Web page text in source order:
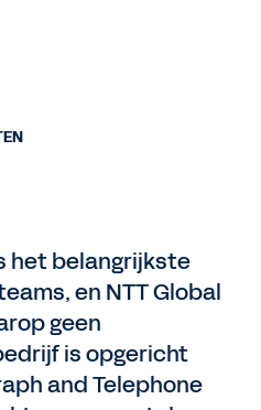
het belangrijkste
en NTT Global
geen
is opgericht
and Telephone